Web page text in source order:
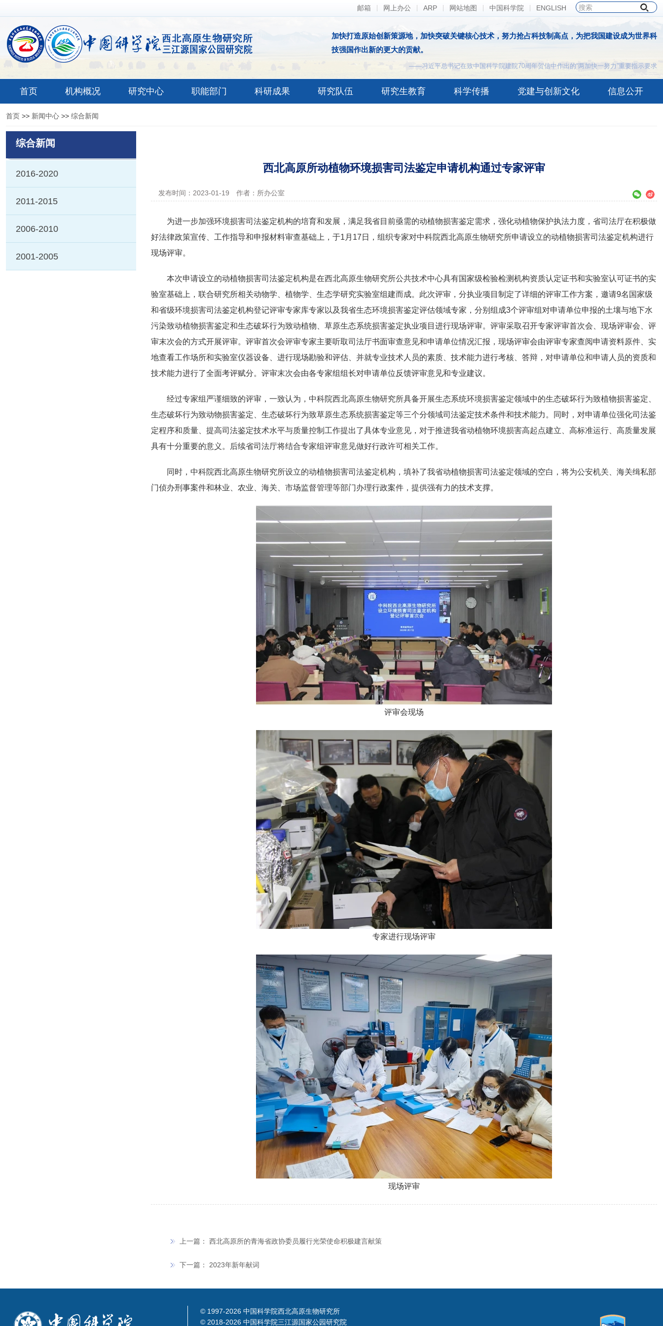
邮箱 网上办公 ARP 网站地图 中国科学院 ENGLISH
加快打造原始创新策源地，加快突破关键核心技术，努力抢占科技制高点，为把我国建设成为世界科
技强国作出新的更大的贡献。
——习近平总书记在致中国科学院建院70周年贺信中作出的“两加快一努力”重要指示要求
首页 机构概况 研究中心 职能部门 科研成果 研究队伍 研究生教育 科学传播 党建与创新文化 信息公开
首页 >> 新闻中心 >> 综合新闻
综合新闻
2016-2020
2011-2015
2006-2010
2001-2005
西北高原所动植物环境损害司法鉴定申请机构通过专家评审
发布时间：2023-01-19 作者：所办公室
为进一步加强环境损害司法鉴定机构的培育和发展，满足我省目前亟需的动植物损害鉴定需求，强化动植物保护执法力度，省司法厅在积极做
好法律政策宣传、工作指导和申报材料审查基础上，于1月17日，组织专家对中科院西北高原生物研究所申请设立的动植物损害司法鉴定机构进行
现场评审。
本次申请设立的动植物损害司法鉴定机构是在西北高原生物研究所公共技术中心具有国家级检验检测机构资质认定证书和实验室认可证书的实
验室基础上，联合研究所相关动物学、植物学、生态学研究实验室组建而成。此次评审，分执业项目制定了详细的评审工作方案，邀请9名国家级
和省级环境损害司法鉴定机构登记评审专家库专家以及我省生态环境损害鉴定评估领域专家，分别组成3个评审组对申请单位申报的土壤与地下水
污染致动植物损害鉴定和生态破坏行为致动植物、草原生态系统损害鉴定执业项目进行现场评审。评审采取召开专家评审首次会、现场评审会、评
审末次会的方式开展评审。评审首次会评审专家主要听取司法厅书面审查意见和申请单位情况汇报，现场评审会由评审专家查阅申请资料原件、实
地查看工作场所和实验室仪器设备、进行现场勘验和评估、并就专业技术人员的素质、技术能力进行考核、答辩，对申请单位和申请人员的资质和
技术能力进行了全面考评赋分。评审末次会由各专家组组长对申请单位反馈评审意见和专业建议。
经过专家组严谨细致的评审，一致认为，中科院西北高原生物研究所具备开展生态系统环境损害鉴定领域中的生态破坏行为致植物损害鉴定、
生态破坏行为致动物损害鉴定、生态破坏行为致草原生态系统损害鉴定等三个分领域司法鉴定技术条件和技术能力。同时，对申请单位强化司法鉴
定程序和质量、提高司法鉴定技术水平与质量控制工作提出了具体专业意见，对于推进我省动植物环境损害高起点建立、高标准运行、高质量发展
具有十分重要的意义。后续省司法厅将结合专家组评审意见做好行政许可相关工作。
同时，中科院西北高原生物研究所设立的动植物损害司法鉴定机构，填补了我省动植物损害司法鉴定领域的空白，将为公安机关、海关缉私部
门侦办刑事案件和林业、农业、海关、市场监督管理等部门办理行政案件，提供强有力的技术支撑。
评审会现场
专家进行现场评审
现场评审
上一篇： 西北高原所的青海省政协委员履行光荣使命积极建言献策
下一篇： 2023年新年献词
© 1997-2026 中国科学院西北高原生物研究所
© 2018-2026 中国科学院三江源国家公园研究院